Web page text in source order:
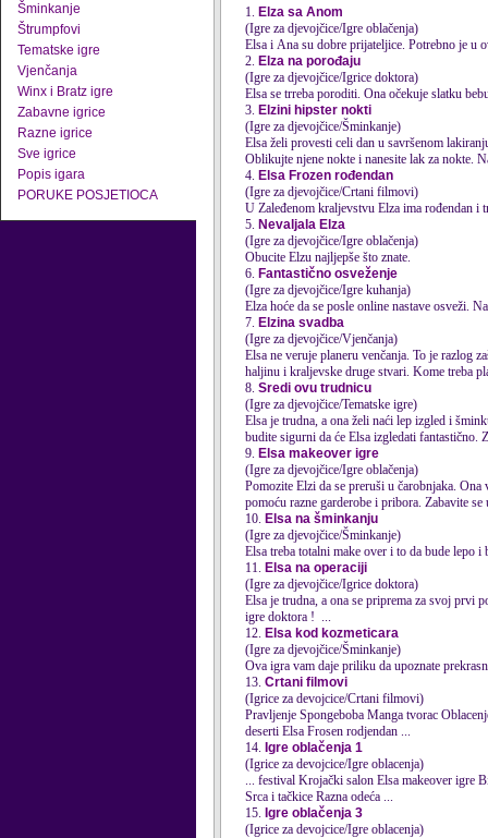
Šminkanje
Štrumpfovi
Tematske igre
Vjenčanja
Winx i Bratz igre
Zabavne igrice
Razne igrice
Sve igrice
Popis igara
PORUKE POSJETIOCA
1. Elza sa Anom
(Igre za djevojčice/Igre oblačenja)
Elsa i Ana su dobre prijateljice. Potrebno je u
2. Elza na porođaju
(Igre za djevojčice/Igrice doktora)
Elsa se trreba poroditi. Ona očekuje slatku
3. Elzini hipster nokti
(Igre za djevojčice/Šminkanje)
Elsa želi provesti celi dan u savršenom
Oblikujte njene nokte i nanesite lak za nokte.
4. Elsa Frozen rođendan
(Igre za djevojčice/Crtani filmovi)
U Zaleđenom kraljevstvu Elza ima rođendan
5. Nevaljala Elza
(Igre za djevojčice/Igre oblačenja)
Obucite Elzu najljepše što znate.
6. Fantastično osveženje
(Igre za djevojčice/Igre kuhanja)
Elza hoće da se posle online nastave osveži.
7. Elzina svadba
(Igre za djevojčice/Vjenčanja)
Elsa ne veruje planeru venčanja. To je razlog
haljinu i kraljevske druge stvari. Kome treba
8. Sredi ovu trudnicu
(Igre za djevojčice/Tematske igre)
Elsa je trudna, a ona želi naći lep izgled i
budite sigurni da će Elsa izgledati fantastično.
9. Elsa makeover igre
(Igre za djevojčice/Igre oblačenja)
Pomozite Elzi da se preruši u čarobnjaka.
pomoću razne garderobe i pribora. Zabavite
10. Elsa na šminkanju
(Igre za djevojčice/Šminkanje)
Elsa treba totalni make over i to da bude lepo
11. Elsa na operaciji
(Igre za djevojčice/Igrice doktora)
Elsa je trudna, a ona se priprema za svoj prvi
igre doktora ! ...
12. Elsa kod kozmeticara
(Igre za djevojčice/Šminkanje)
Ova igra vam daje priliku da upoznate
13. Crtani filmovi
(Igrice za devojcice/Crtani filmovi)
Pravljenje Spongeboba Manga tvorac Oblacenje mrzovoljnog Garfilda Merge obuci Kreiranje avatara Tom i Angela Bingo pogoci Hello Kity
deserti Elsa Frosen rodjendan ...
14. Igre oblačenja 1
(Igrice za devojcice/Igre oblacenja)
... festival Krojački salon Elsa makeover igre Biti krojačica Emo nasuprot pankerke Retro odjeca Zimska ljepotica Haljina kreator Dve devojke
Srca i tačkice Razna odeća ...
15. Igre oblačenja 3
(Igrice za devojcice/Igre oblacenja)